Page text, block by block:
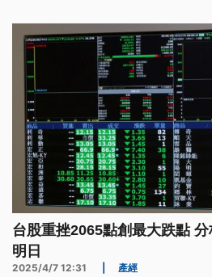
台股重挫2065點創最大跌點
明日
2025/4/7 12:31 產經